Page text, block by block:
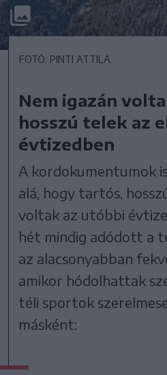
FOTÓ: PINTI ATTILA
Nem igazán
hosszú telek az
évtizedben
A kordokumentumok
alá, hogy tartós,
voltak az utóbbi
hét mindig adódott a
az alacsonyabban
amikor hódolhattak
téli sportok
másként: